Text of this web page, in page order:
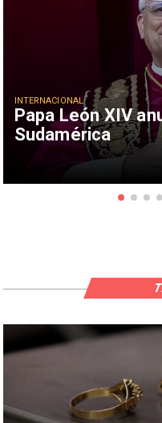
Papa León XIV
Sudamérica
INTERNACIONAL